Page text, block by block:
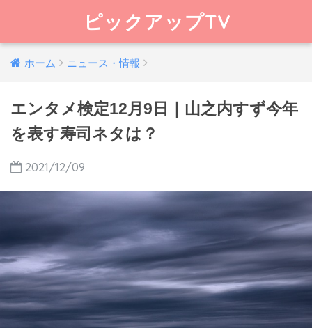
ピックアップTV
ホーム ニュース・情報
エンタメ検定12月9日｜山之内すず今年
を表す寿司ネタは？
2021/12/09